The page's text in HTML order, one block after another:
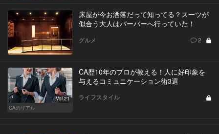
床屋が今お洒落だって知ってる？スーツが
似合う大人はバーバーへ行っていた！
グルメ 2
Vol.21
CAのリアル
CA歴10年のプロが教える！人に好印象を
与えるコミュニケーション術3選
ライフスタイル